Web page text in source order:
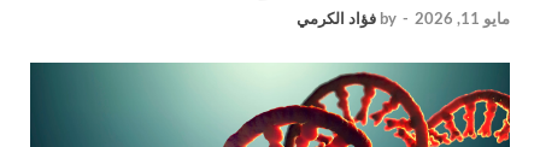
مايو 11, 2026 -
by فؤاد الكرمي